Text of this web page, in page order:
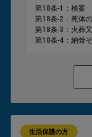
第18条-1：検案
第18条-2：死体
第18条-3：火葬
第18条-4：納骨
葬祭扶助が対象と
を立て替えたり、
ん。これが「生活
ける理由です。
生活保護の方